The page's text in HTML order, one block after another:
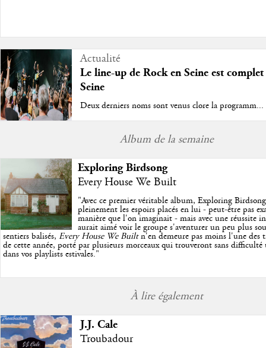
Actualité
Le line-up de Rock en Seine est
Seine
Deux derniers noms sont venus clore la programm...
Album de la semaine
Exploring Birdsong
Every House We Built
"Avec ce premier véritable album, Exploring
pleinement les espoirs placés en lui - peut-être pas
manière que l'on imaginait - mais avec une réussite
aurait aimé voir le groupe s'aventurer un peu plus
sentiers balisés, Every House We Builtn'en demeure pas moins l'une des
de cette année, porté par plusieurs morceaux qui trouveront sans difficulté
dans vos playlists estivales."
À lire également
J.J. Cale
Troubadour